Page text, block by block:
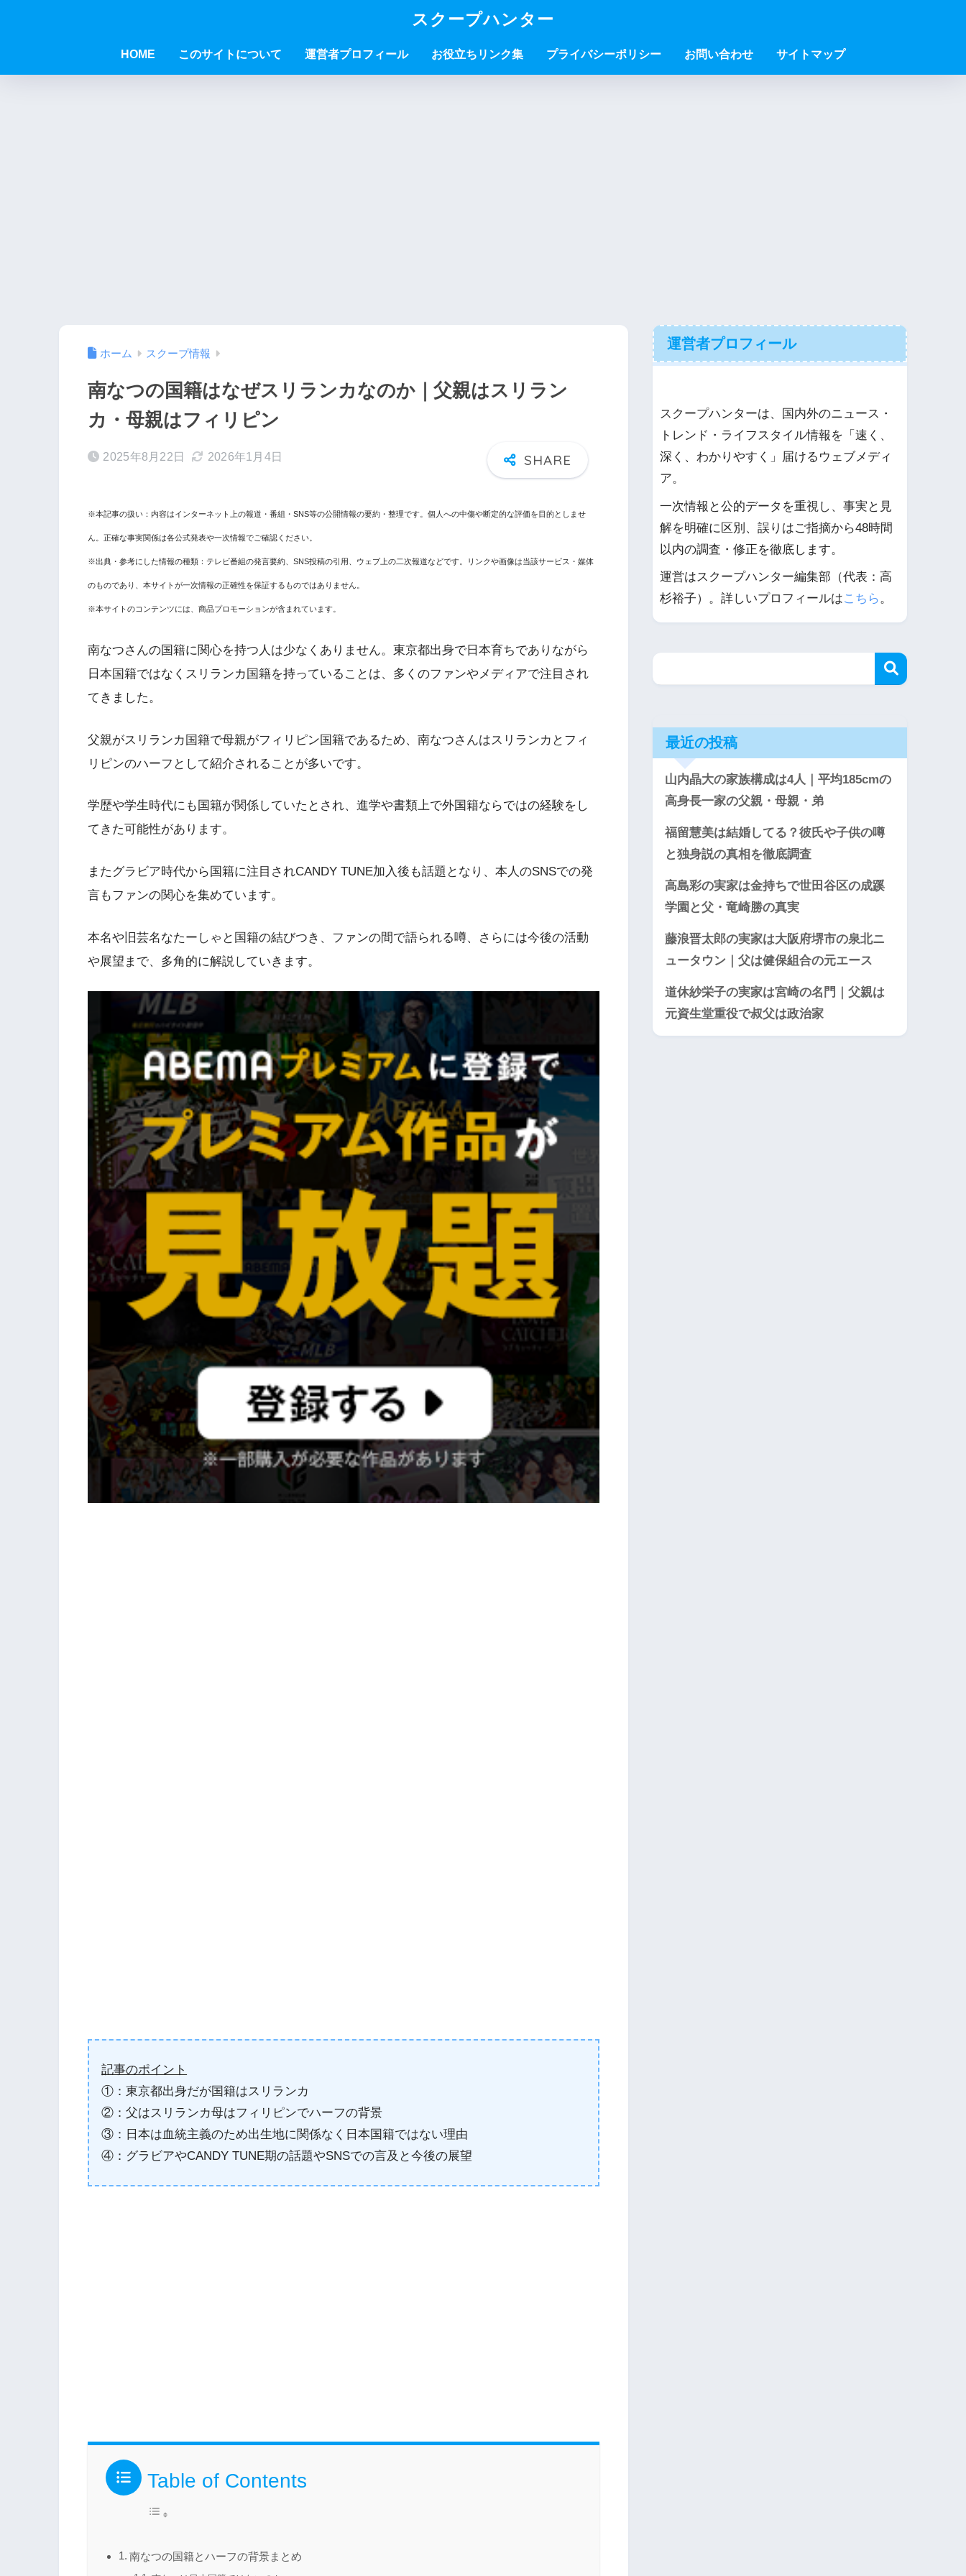
スクープハンター
HOME このサイトについて 運営者プロフィール お役立ちリンク集 プライバシーポリシー お問い合わせ サイトマップ
ホーム スクープ情報
南なつの国籍はなぜスリランカなのか｜父親はスリラン
カ・母親はフィリピン
2025年8月22日 2026年1月4日
※本記事の扱い：内容はインターネット上の報道・番組・SNS等の公開情報の要約・整理です。個人への中傷や断定的な評価を目的としませ
ん。正確な事実関係は各公式発表や一次情報でご確認ください。
※出典・参考にした情報の種類：テレビ番組の発言要約、SNS投稿の引用、ウェブ上の二次報道などです。リンクや画像は当該サービス・媒体
のものであり、本サイトが一次情報の正確性を保証するものではありません。
※本サイトのコンテンツには、商品プロモーションが含まれています。
南なつさんの国籍に関心を持つ人は少なくありません。東京都出身で日本育ちでありながら
日本国籍ではなくスリランカ国籍を持っていることは、多くのファンやメディアで注目され
てきました。
父親がスリランカ国籍で母親がフィリピン国籍であるため、南なつさんはスリランカとフィ
リピンのハーフとして紹介されることが多いです。
学歴や学生時代にも国籍が関係していたとされ、進学や書類上で外国籍ならではの経験をし
てきた可能性があります。
またグラビア時代から国籍に注目されCANDY TUNE加入後も話題となり、本人のSNSでの発
言もファンの関心を集めています。
本名や旧芸名なたーしゃと国籍の結びつき、ファンの間で語られる噂、さらには今後の活動
や展望まで、多角的に解説していきます。
記事のポイント
①：東京都出身だが国籍はスリランカ
②：父はスリランカ母はフィリピンでハーフの背景
③：日本は血統主義のため出生地に関係なく日本国籍ではない理由
④：グラビアやCANDY TUNE期の話題やSNSでの言及と今後の展望
Table of Contents
南なつの国籍とハーフの背景まとめ
運営者プロフィール
スクープハンターは、国内外のニュース・
トレンド・ライフスタイル情報を「速く、
深く、わかりやすく」届けるウェブメディ
ア。
一次情報と公的データを重視し、事実と見
解を明確に区別、誤りはご指摘から48時間
以内の調査・修正を徹底します。
運営はスクープハンター編集部（代表：高
杉裕子）。詳しいプロフィールはこちら。
最近の投稿
山内晶大の家族構成は4人｜平均185cmの
高身長一家の父親・母親・弟
福留慧美は結婚してる？彼氏や子供の噂
と独身説の真相を徹底調査
高島彩の実家は金持ちで世田谷区の成蹊
学園と父・竜崎勝の真実
藤浪晋太郎の実家は大阪府堺市の泉北ニ
ュータウン｜父は健保組合の元エース
道休紗栄子の実家は宮崎の名門｜父親は
元資生堂重役で叔父は政治家